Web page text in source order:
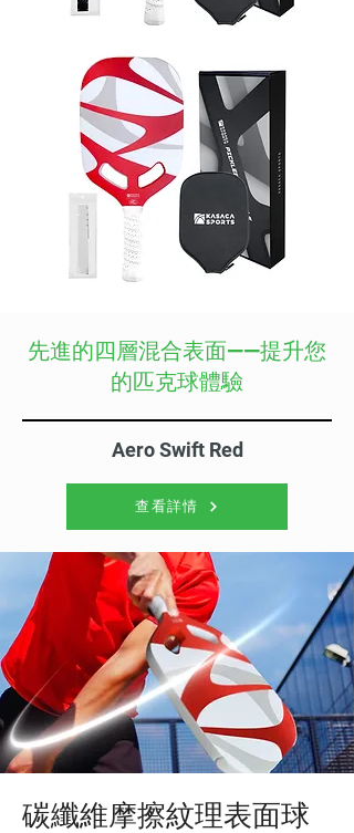
先進的四層混合表面——提升您
的匹克球體驗
Aero Swift Red
查看詳情
碳纖維摩擦紋理表面球